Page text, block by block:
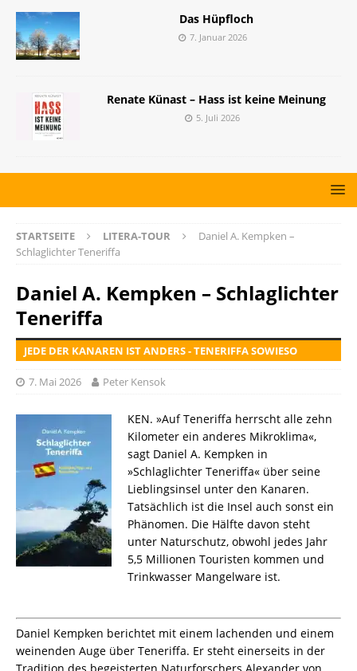
Das Hüpfloch
7. Januar 2026
Renate Künast – Hass ist keine Meinung
5. Juli 2026
STARTSEITE LITERA-TOUR
Daniel A. Kempken –
Schlaglichter Teneriffa
Daniel A. Kempken – Schlaglichter
Teneriffa
JEDE DER KANAREN IST ANDERS - TENERIFFA SOWIESO
7. Mai 2026 Peter Kensok
KEN. »Auf Teneriffa herrscht alle zehn
Kilometer ein anderes Mikroklima«,
sagt Daniel A. Kempken in
»Schlaglichter Teneriffa« über seine
Lieblingsinsel unter den Kanaren.
Tatsächlich ist die Insel auch sonst ein
Phänomen. Die Hälfte davon steht
unter Naturschutz, obwohl jedes Jahr
5,5 Millionen Touristen kommen und
Trinkwasser Mangelware ist.
Daniel Kempken berichtet mit einem lachenden und einem
weinenden Auge über Teneriffa. Er steht einerseits in der
Tradition des begeisterten Naturforschers Alexander von